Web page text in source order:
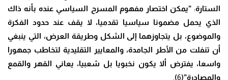
الستارة:”يمكن اختصار مفهوم المسرح السياسي عنده بأنه ذاك
الذي يحمل مضمونا سياسيا تقدميا، لا يقف عند حدود الفكرة
والموضوع، بل يتجاوزهما إلى الشكل وطريقة العرض، التي ينبغي
أن تنفلت من الأطر الجامدة، والمعايير التقليدية لتخاطب جمهورا
واسعا، يفترض ألا يكون نخبويا بل شعبيا، يعاني القهر والقمع
والمصادرة”(6
)